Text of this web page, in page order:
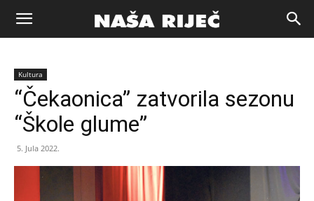
Naša
riječ
Kultura
“Čekaonica” zatvorila sezonu
“Škole glume”
5. Jula 2022.